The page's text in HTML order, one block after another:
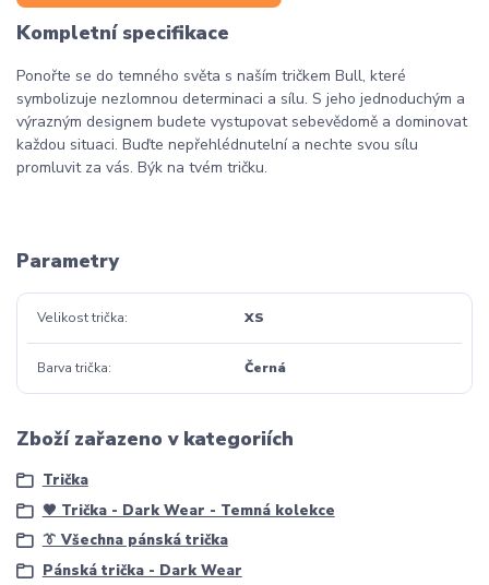
Kompletní specifikace
Ponořte se do temného světa s naším tričkem Bull, které
symbolizuje nezlomnou determinaci a sílu. S jeho jednoduchým a
výrazným designem budete vystupovat sebevědomě a dominovat
každou situaci. Buďte nepřehlédnutelní a nechte svou sílu
promluvit za vás. Býk na tvém tričku.
Parametry
Velikost trička XS
Barva trička Černá
Zboží zařazeno v kategoriích
Trička
🖤 Trička - Dark Wear - Temná kolekce
👔 Všechna pánská trička
Pánská trička - Dark Wear